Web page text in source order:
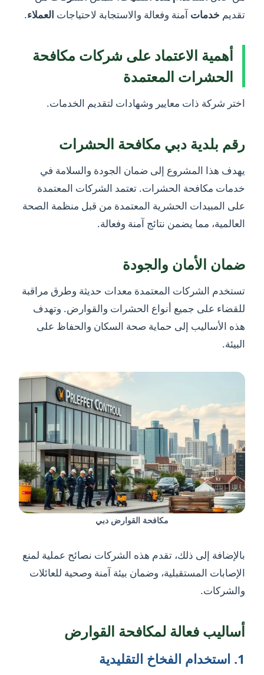
تقديم خدمات آمنة وفعالة والاستجابة لاحتياجات العملاء.
أهمية الاعتماد على شركات مكافحة
الحشرات المعتمدة
اختر شركة ذات معايير وشهادات لتقديم الخدمات.
رقم بلدية دبي مكافحة الحشرات
يهدف هذا المشروع إلى ضمان الجودة والسلامة في
خدمات مكافحة الحشرات. تعتمد الشركات المعتمدة
على المبيدات الحشرية المعتمدة من قبل منظمة الصحة
العالمية، مما يضمن نتائج آمنة وفعالة.
ضمان الأمان والجودة
تستخدم الشركات المعتمدة معدات حديثة وطرق مراقبة
للقضاء على جميع أنواع الحشرات والقوارض. وتهدف
هذه الأساليب إلى حماية صحة السكان والحفاظ على
البيئة.
مكافحة القوارض دبي
بالإضافة إلى ذلك، تقدم هذه الشركات نصائح عملية لمنع
الإصابات المستقبلية، وضمان بيئة آمنة وصحية للعائلات
والشركات.
أساليب فعالة لمكافحة القوارض
1. استخدام الفخاخ التقليدية